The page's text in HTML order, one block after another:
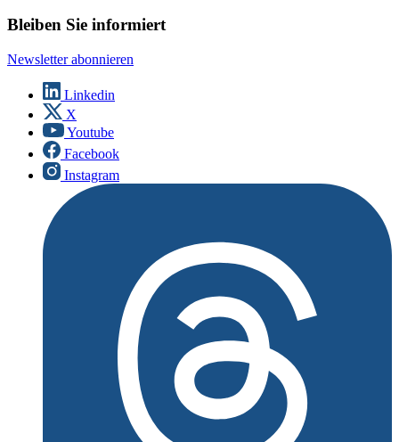
Bleiben Sie informiert
Newsletter abonnieren
Linkedin
X
Youtube
Facebook
Instagram